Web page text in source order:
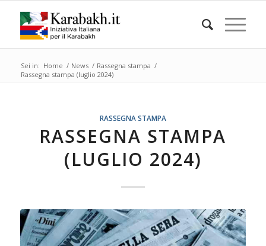
Sei in: Home / News / Rassegna stampa /
Rassegna stampa (luglio 2024)
RASSEGNA STAMPA
RASSEGNA STAMPA
(LUGLIO 2024)